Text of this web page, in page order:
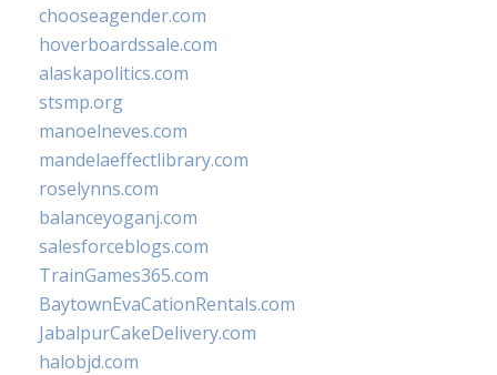
chooseagender.com
hoverboardssale.com
alaskapolitics.com
stsmp.org
manoelneves.com
mandelaeffectlibrary.com
roselynns.com
balanceyoganj.com
salesforceblogs.com
TrainGames365.com
BaytownEvaCationRentals.com
JabalpurCakeDelivery.com
halobjd.com